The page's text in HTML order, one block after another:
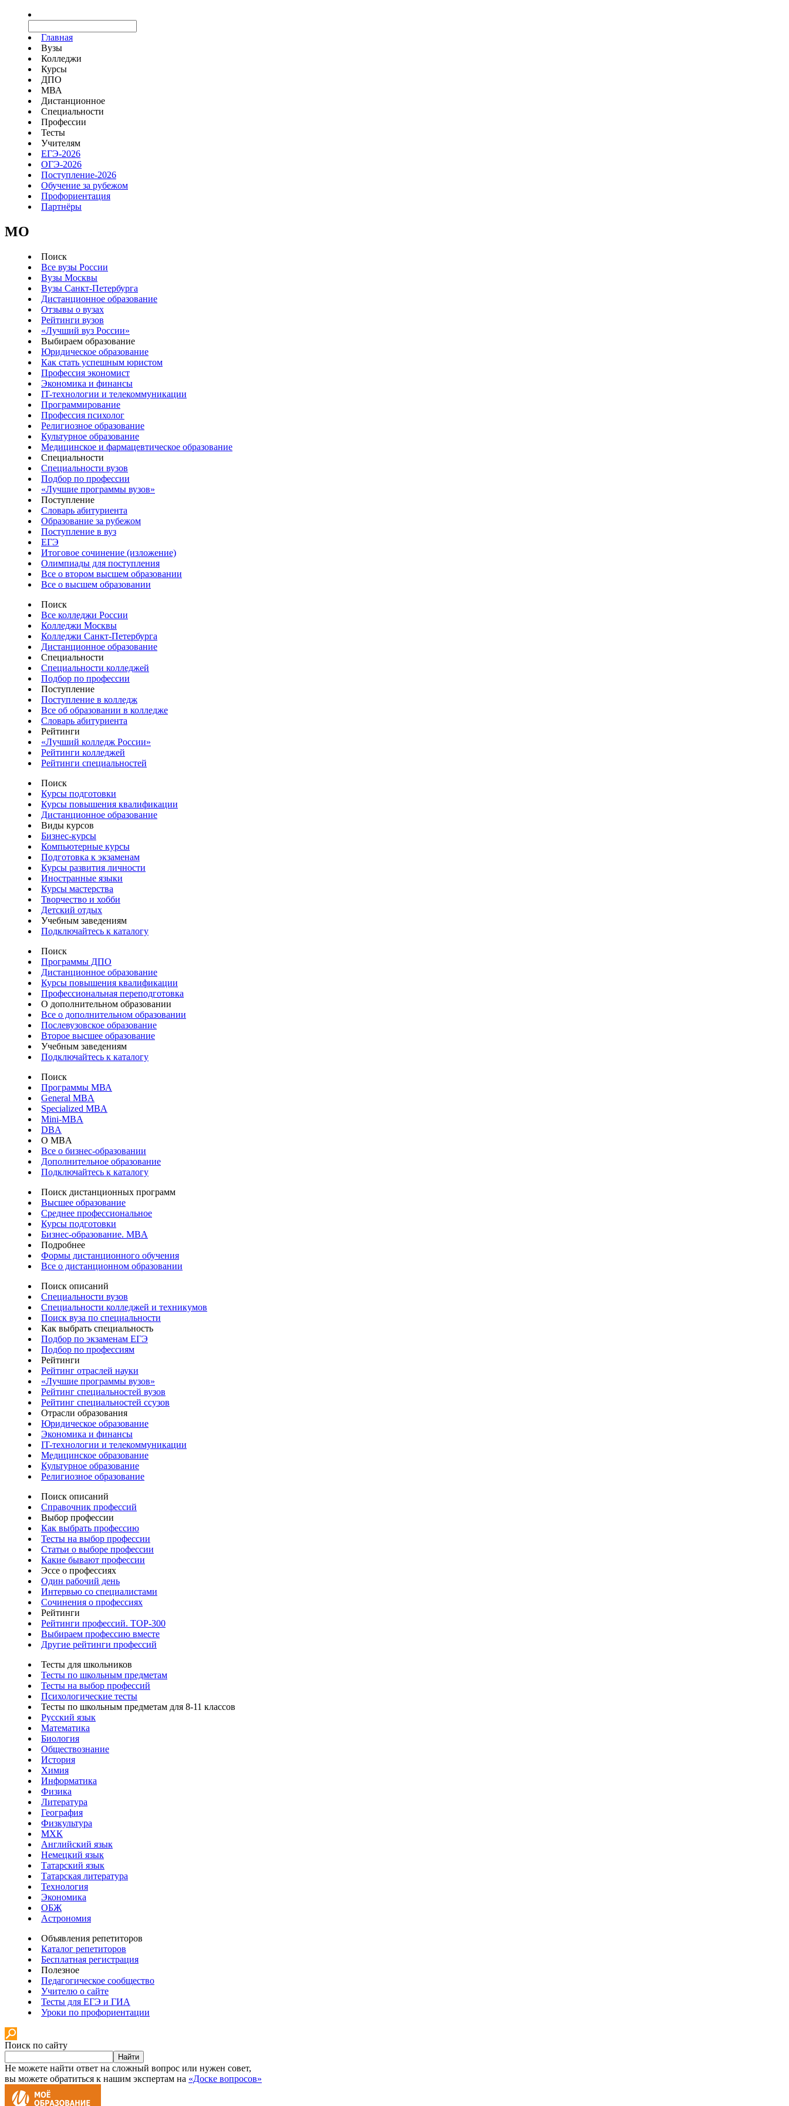
Главная
Вузы
Колледжи
Курсы
ДПО
МВА
Дистанционное
Специальности
Профессии
Тесты
Учителям
ЕГЭ-2026
ОГЭ-2026
Поступление-2026
Обучение за рубежом
Профориентация
Партнёры
MO
Поиск
Все вузы России
Вузы Москвы
Вузы Санкт-Петербурга
Дистанционное образование
Отзывы о вузах
Рейтинги вузов
«Лучший вуз России»
Выбираем образование
Юридическое образование
Как стать успешным юристом
Профессия экономист
Экономика и финансы
IT-технологии и телекоммуникации
Программирование
Профессия психолог
Религиозное образование
Культурное образование
Медицинское и фармацевтическое образование
Специальности
Специальности вузов
Подбор по профессии
«Лучшие программы вузов»
Поступление
Словарь абитуриента
Образование за рубежом
Поступление в вуз
ЕГЭ
Итоговое сочинение (изложение)
Олимпиады для поступления
Все о втором высшем образовании
Все о высшем образовании
Поиск
Все колледжи России
Колледжи Москвы
Колледжи Санкт-Петербурга
Дистанционное образование
Специальности
Специальности колледжей
Подбор по профессии
Поступление
Поступление в колледж
Все об образовании в колледже
Словарь абитуриента
Рейтинги
«Лучший колледж России»
Рейтинги колледжей
Рейтинги специальностей
Поиск
Курсы подготовки
Курсы повышения квалификации
Дистанционное образование
Виды курсов
Бизнес-курсы
Компьютерные курсы
Подготовка к экзаменам
Курсы развития личности
Иностранные языки
Курсы мастерства
Творчество и хобби
Детский отдых
Учебным заведениям
Подключайтесь к каталогу
Поиск
Программы ДПО
Дистанционное образование
Курсы повышения квалификации
Профессиональная переподготовка
О дополнительном образовании
Все о дополнительном образовании
Послевузовское образование
Второе высшее образование
Учебным заведениям
Подключайтесь к каталогу
Поиск
Программы МВА
General MBA
Specialized MBA
Mini-MBA
DBA
О MBA
Все о бизнес-образовании
Дополнительное образование
Подключайтесь к каталогу
Поиск дистанционных программ
Высшее образование
Среднее профессиональное
Курсы подготовки
Бизнес-образование. MBA
Подробнее
Формы дистанционного обучения
Все о дистанционном образовании
Поиск описаний
Специальности вузов
Специальности колледжей и техникумов
Поиск вуза по специальности
Как выбрать специальность
Подбор по экзаменам ЕГЭ
Подбор по профессиям
Рейтинги
Рейтинг отраслей науки
«Лучшие программы вузов»
Рейтинг специальностей вузов
Рейтинг специальностей ссузов
Отрасли образования
Юридическое образование
Экономика и финансы
IT-технологии и телекоммуникации
Медицинское образование
Культурное образование
Религиозное образование
Поиск описаний
Справочник профессий
Выбор профессии
Как выбрать профессию
Тесты на выбор профессии
Статьи о выборе профессии
Какие бывают профессии
Эссе о профессиях
Один рабочий день
Интервью со специалистами
Сочинения о профессиях
Рейтинги
Рейтинги профессий. TOP-300
Выбираем профессию вместе
Другие рейтинги профессий
Тесты для школьников
Тесты по школьным предметам
Тесты на выбор профессий
Психологические тесты
Тесты по школьным предметам для 8-11 классов
Русский язык
Математика
Биология
Обществознание
История
Химия
Информатика
Физика
Литература
География
Физкультура
МХК
Английский язык
Немецкий язык
Татарский язык
Татарская литература
Технология
Экономика
ОБЖ
Астрономия
Объявления репетиторов
Каталог репетиторов
Бесплатная регистрация
Полезное
Педагогическое сообщество
Учителю о сайте
Тесты для ЕГЭ и ГИА
Уроки по профориентации
Поиск по сайту
Найти
Не можете найти ответ на сложный вопрос или нужен совет,
вы можете обратиться к нашим экспертам на «Доске вопросов»